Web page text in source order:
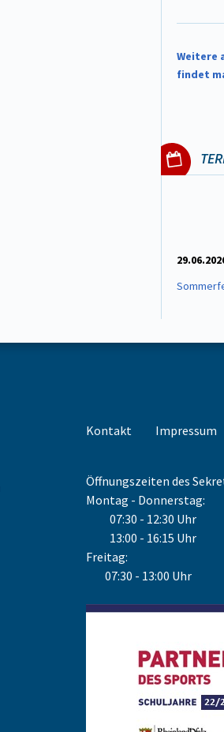
Weitere
findet
Kontakt Impressum
Öffnungszeiten des
Montag - Donnerstag:
07:30 - 12:30 Uhr
13:00 - 16:15 Uhr
Freitag:
07:30 - 13:00 Uhr